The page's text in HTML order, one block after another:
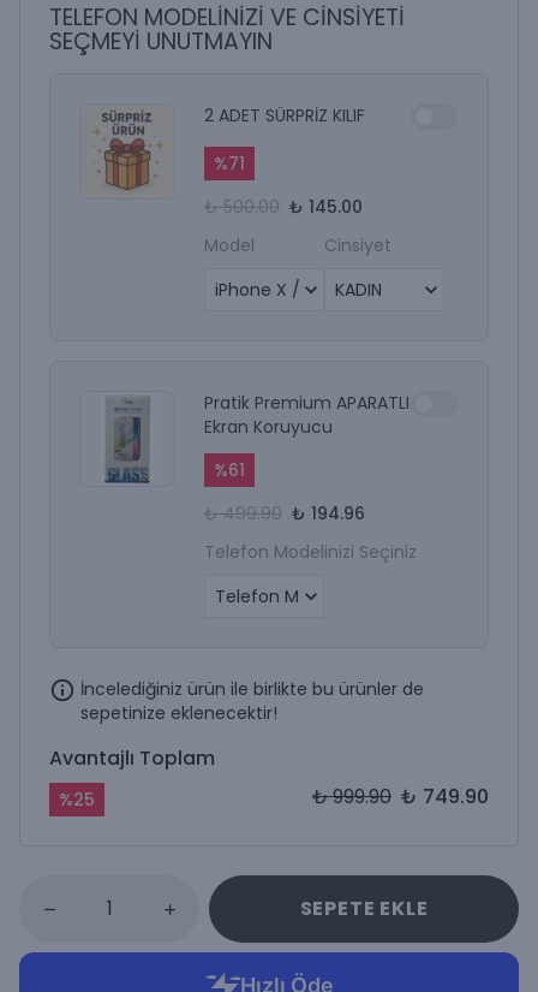
TELEFON MODELİNİZİ VE CİNSİYETİ
SEÇMEYİ UNUTMAYIN
2 ADET SÜRPRİZ KILIF
%71
₺ 500.00 ₺ 145.00
Model
Cinsiyet
Pratik Premium APARATLI
Ekran Koruyucu
%61
₺ 499.90 ₺ 194.96
Telefon Modelinizi Seçiniz
İncelediğiniz ürün ile birlikte bu ürünler de
sepetinize eklenecektir!
Avantajlı Toplam
%25 ₺ 999.90 ₺ 749.90
SEPETE EKLE